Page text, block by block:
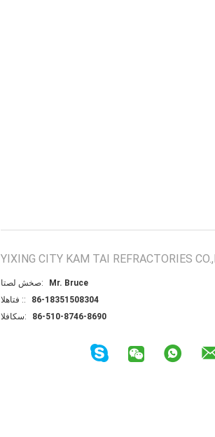
YIXING CITY KAM TAI REFRACTORIES
اتصل شخص:
Mr. Bruce
الهاتف ::
86-18351508304
الفاكس:
86-510-8746-8690